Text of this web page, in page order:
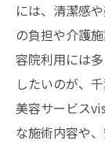
には、清潔感
の負担や介護
容院利用には
したいのが、
美容サービス
な施術内容や